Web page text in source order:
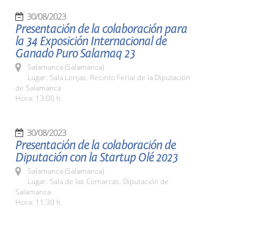
30/08/2023
Presentación de la colaboración para
la 34 Exposición Internacional de
Ganado Puro Salamaq 23
Salamanca (Salamanca)
Lugar: Sala Lonjas. Recinto Ferial de la Diputación
de Salamanca
Hora: 13:00 h.
30/08/2023
Presentación de la colaboración de
Diputación con la Startup Olé 2023
Salamanca (Salamanca)
Lugar: Sala de las Comarcas. Diputación de
Salamanca
Hora: 11:30 h.